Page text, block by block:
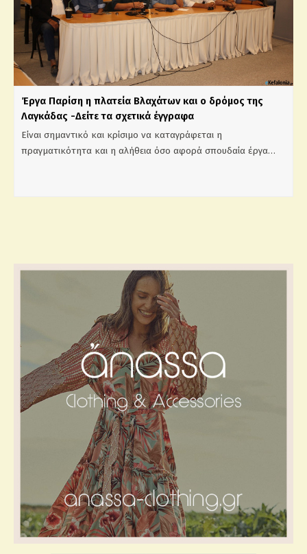
Έργα Παρίση η πλατεία Βλαχάτων και ο δρόμος της
Λαγκάδας -Δείτε τα σχετικά έγγραφα
Είναι σημαντικό και κρίσιμο να καταγράφεται η
πραγματικότητα και η αλήθεια όσο αφορά σπουδαία έργα…